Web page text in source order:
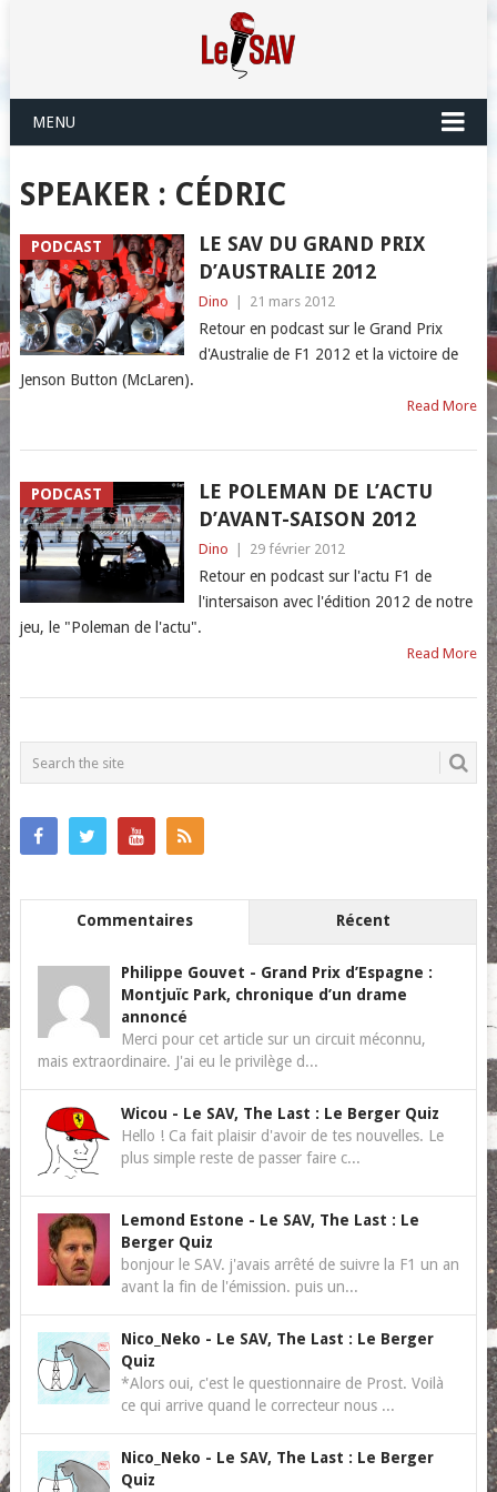
MENU
SPEAKER : CÉDRIC
PODCAST
LE SAV DU GRAND PRIX
D’AUSTRALIE 2012
Dino 21 mars 2012
Retour en podcast sur le Grand Prix
d'Australie de F1 2012 et la victoire de
Jenson Button (McLaren).
Read More
PODCAST
LE POLEMAN DE L’ACTU
D’AVANT-SAISON 2012
Dino 29 février 2012
Retour en podcast sur l'actu F1 de
l'intersaison avec l'édition 2012 de notre
jeu, le "Poleman de l'actu".
Read More
POSTS
NAVIGATION
Commentaires Récent
Philippe Gouvet - Grand Prix d’Espagne :
Montjuïc Park, chronique d’un drame
annoncé
Merci pour cet article sur un circuit méconnu,
mais extraordinaire. J'ai eu le privilège d...
Wicou - Le SAV, The Last : Le Berger Quiz
Hello ! Ca fait plaisir d'avoir de tes nouvelles. Le
plus simple reste de passer faire c...
Lemond Estone - Le SAV, The Last : Le
Berger Quiz
bonjour le SAV. j'avais arrêté de suivre la F1 un an
avant la fin de l'émission. puis un...
Nico_Neko - Le SAV, The Last : Le Berger
Quiz
*Alors oui, c'est le questionnaire de Prost. Voilà
ce qui arrive quand le correcteur nous ...
Nico_Neko - Le SAV, The Last : Le Berger
Quiz